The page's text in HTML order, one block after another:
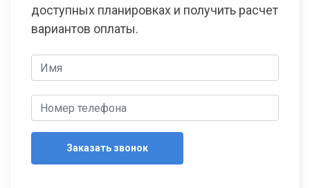
доступных планировках и получить расчет
вариантов оплаты.
Заказать звонок